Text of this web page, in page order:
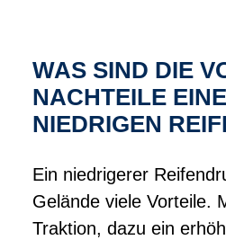
WAS SIND DIE
NACHTEILE
NIEDRIGEN
Ein niedrigerer
Gelände viele Vorteile.
Traktion, dazu ein